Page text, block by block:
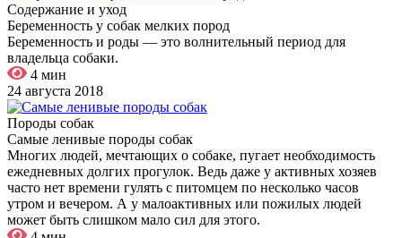
Содержание и уход
Беременность у собак мелких пород
Беременность и роды — это волнительный период для
владельца собаки.
4 мин
24 августа 2018
Породы собак
Самые ленивые породы собак
Многих людей, мечтающих о собаке, пугает необходимость
ежедневных долгих прогулок. Ведь даже у активных хозяев
часто нет времени гулять с питомцем по несколько часов
утром и вечером. А у малоактивных или пожилых людей
может быть слишком мало сил для этого.